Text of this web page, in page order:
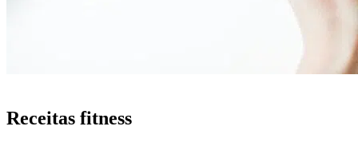
Receitas fitness